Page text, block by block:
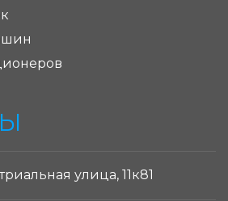
улица, 11к81